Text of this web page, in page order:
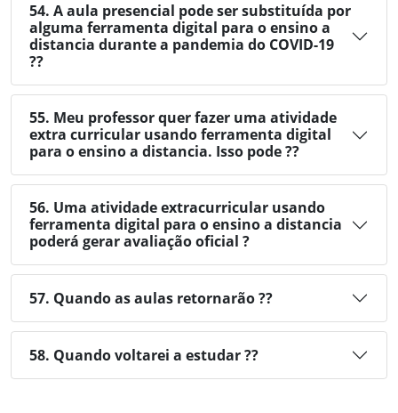
54. A aula presencial pode ser substituída por
alguma ferramenta digital para o ensino a
distancia durante a pandemia do COVID-19
??
55. Meu professor quer fazer uma atividade
extra curricular usando ferramenta digital
para o ensino a distancia. Isso pode ??
56. Uma atividade extracurricular usando
ferramenta digital para o ensino a distancia
poderá gerar avaliação oficial ?
57. Quando as aulas retornarão ??
58. Quando voltarei a estudar ??